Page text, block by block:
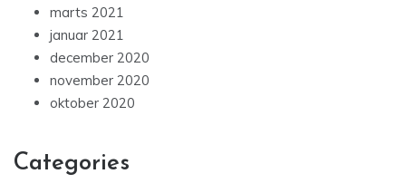
marts 2021
januar 2021
december 2020
november 2020
oktober 2020
Categories